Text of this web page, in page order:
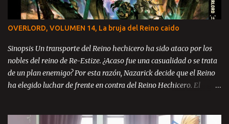
OVERLORD, VOLUMEN 14, La bruja del Reino caido
Sinopsis Un transporte del Reino hechicero ha sido ataco por los
nobles del reino de Re-Estize. ¿Acaso fue una casualidad o se trata
de un plan enemigo? Por esta razón, Nazarick decide que el Reino
ha elegido luchar de frente en contra del Reino Hechicero. El
de Kazze y ahora con la amenaza de guerra en contra del mismo